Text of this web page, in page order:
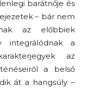
barátnője és
– bár nem
az előbbiek
integrálódnak a
az
a belső
át a hangsúly –